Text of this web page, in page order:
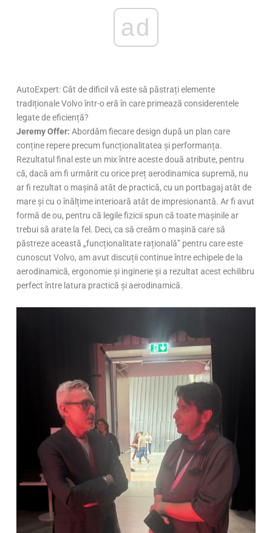
ad
AutoExpert: Cât de dificil vă este să păstrați elemente
tradiționale Volvo într-o eră în care primează considerentele
legate de eficiență?
Jeremy Offer: Abordăm fiecare design după un plan care
conține repere precum funcționalitatea și performanța.
Rezultatul final este un mix între aceste două atribute, pentru
că, dacă am fi urmărit cu orice preț aerodinamica supremă, nu
ar fi rezultat o mașină atât de practică, cu un portbagaj atât de
mare și cu o înălțime interioară atât de impresionantă. Ar fi avut
formă de ou, pentru că legile fizicii spun că toate mașinile ar
trebui să arate la fel. Deci, ca să creăm o mașină care să
păstreze această „funcționalitate rațională” pentru care este
cunoscut Volvo, am avut discuții continue între echipele de la
aerodinamică, ergonomie și inginerie și a rezultat acest echilibru
perfect între latura practică și aerodinamică.